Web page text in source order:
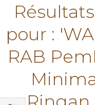
pour :
RAB